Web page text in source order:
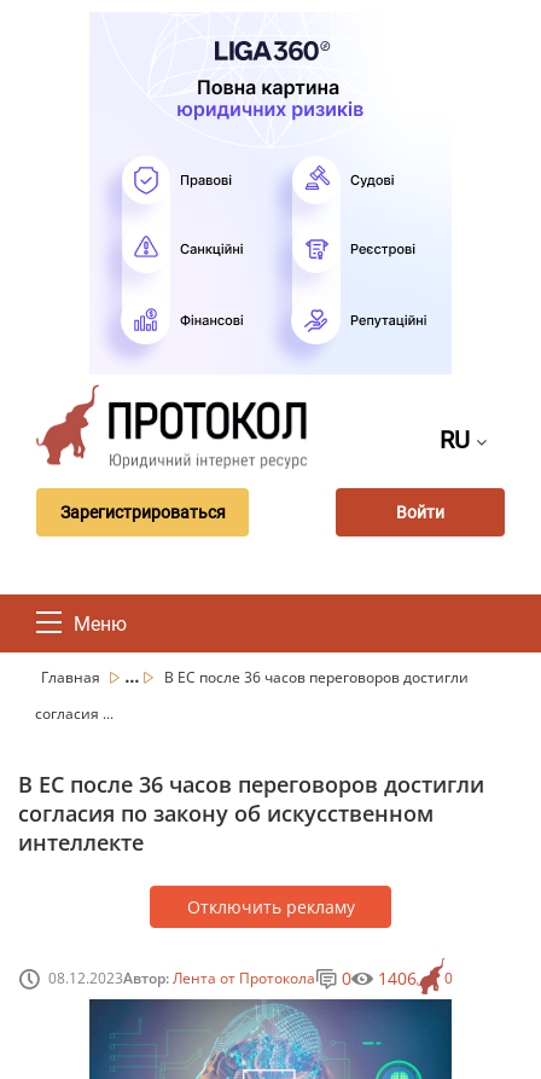
RU
Зарегистрироваться Войти
Меню
Главная ...
В ЕС после 36 часов переговоров достигли
согласия ...
В ЕС после 36 часов переговоров достигли
согласия по закону об искусственном
интеллекте
Отключить рекламу
08.12.2023Автор:Лента от Протокола 0
0 1406